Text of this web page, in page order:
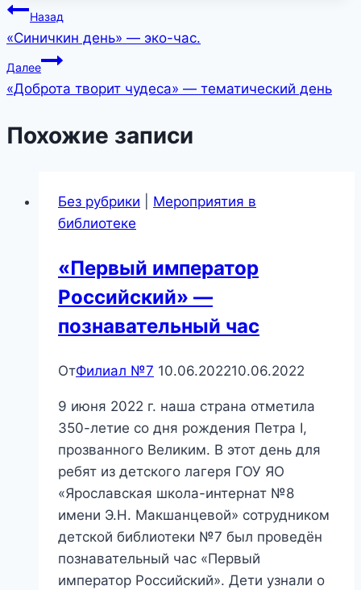
Навигация
по
записям
Назад
«Синичкин день» — эко-час.
Далее
«Доброта творит чудеса» — тематический день
Похожие записи
Без рубрики
Мероприятия в
библиотеке
«Первый император
Российский» —
познавательный час
ОтФилиал №7 10.06.202210.06.2022
9 июня 2022 г. наша страна отметила
350-летие со дня рождения Петра I,
прозванного Великим. В этот день для
ребят из детского лагеря ГОУ ЯО
«Ярославская школа-интернат №8
имени Э.Н. Макшанцевой» сотрудником
детской библиотеки №7 был проведён
познавательный час «Первый
император Российский». Дети узнали о